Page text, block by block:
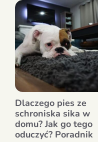
Dlaczego pies ze
schroniska sika w
domu? Jak go tego
oduczyć? Poradnik